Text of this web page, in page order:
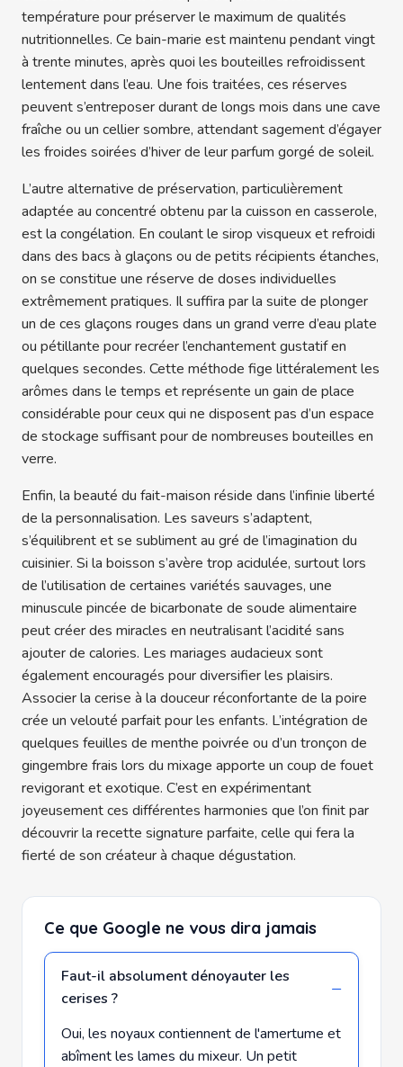
température pour préserver le maximum de qualités
nutritionnelles. Ce bain-marie est maintenu pendant vingt
à trente minutes, après quoi les bouteilles refroidissent
lentement dans l’eau. Une fois traitées, ces réserves
peuvent s’entreposer durant de longs mois dans une cave
fraîche ou un cellier sombre, attendant sagement d’égayer
les froides soirées d’hiver de leur parfum gorgé de soleil.
L’autre alternative de préservation, particulièrement
adaptée au concentré obtenu par la cuisson en casserole,
est la congélation. En coulant le sirop visqueux et refroidi
dans des bacs à glaçons ou de petits récipients étanches,
on se constitue une réserve de doses individuelles
extrêmement pratiques. Il suffira par la suite de plonger
un de ces glaçons rouges dans un grand verre d’eau plate
ou pétillante pour recréer l’enchantement gustatif en
quelques secondes. Cette méthode fige littéralement les
arômes dans le temps et représente un gain de place
considérable pour ceux qui ne disposent pas d’un espace
de stockage suffisant pour de nombreuses bouteilles en
verre.
Enfin, la beauté du fait-maison réside dans l’infinie liberté
de la personnalisation. Les saveurs s’adaptent,
s’équilibrent et se subliment au gré de l’imagination du
cuisinier. Si la boisson s’avère trop acidulée, surtout lors
de l’utilisation de certaines variétés sauvages, une
minuscule pincée de bicarbonate de soude alimentaire
peut créer des miracles en neutralisant l’acidité sans
ajouter de calories. Les mariages audacieux sont
également encouragés pour diversifier les plaisirs.
Associer la cerise à la douceur réconfortante de la poire
crée un velouté parfait pour les enfants. L’intégration de
quelques feuilles de menthe poivrée ou d’un tronçon de
gingembre frais lors du mixage apporte un coup de fouet
revigorant et exotique. C’est en expérimentant
joyeusement ces différentes harmonies que l’on finit par
découvrir la recette signature parfaite, celle qui fera la
fierté de son créateur à chaque dégustation.
Ce que Google ne vous dira jamais
Faut-il absolument dénoyauter les
cerises ?
Oui, les noyaux contiennent de l'amertume et
abîment les lames du mixeur. Un petit